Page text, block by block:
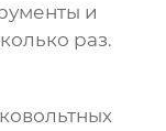
и
раз.